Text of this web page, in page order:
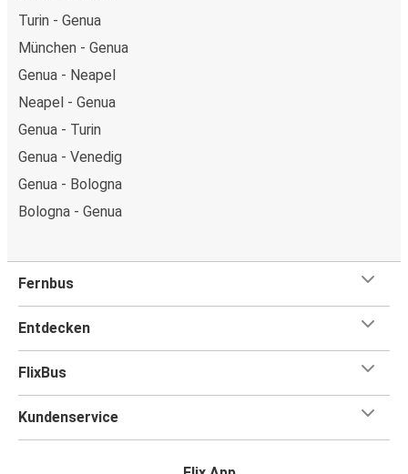
Turin - Genua
München - Genua
Genua - Neapel
Neapel - Genua
Genua - Turin
Genua - Venedig
Genua - Bologna
Bologna - Genua
Fernbus
Entdecken
FlixBus
Kundenservice